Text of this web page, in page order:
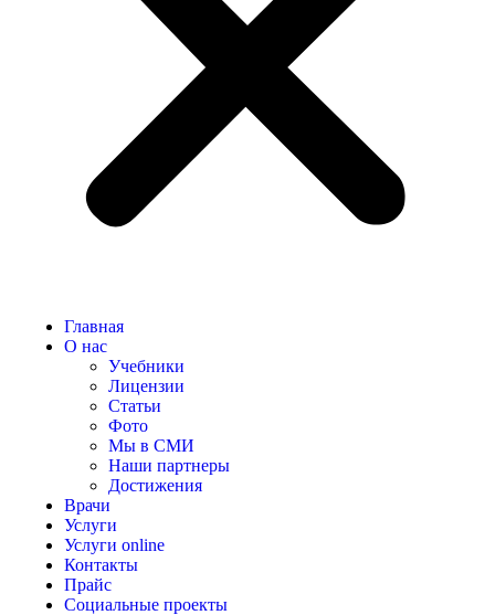
Главная
О нас
Учебники
Лицензии
Статьи
Фото
Мы в СМИ
Наши партнеры
Достижения
Врачи
Услуги
Услуги online
Контакты
Прайс
Социальные проекты